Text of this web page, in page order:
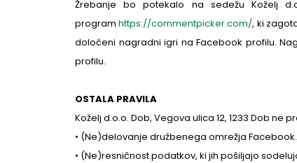
Žrebanje bo potekalo na sedežu Koželj
programhttps://commentpicker.com/, ki
določeni nagradni igri na Facebook profilu.
profilu.
OSTALA PRAVILA
Koželj d.o.o. Dob, Vegova ulica 12, 1233 Dob ne
• (Ne)delovanje družbenega omrežja Facebook.
• (Ne)resničnost podatkov, ki jih pošiljajo